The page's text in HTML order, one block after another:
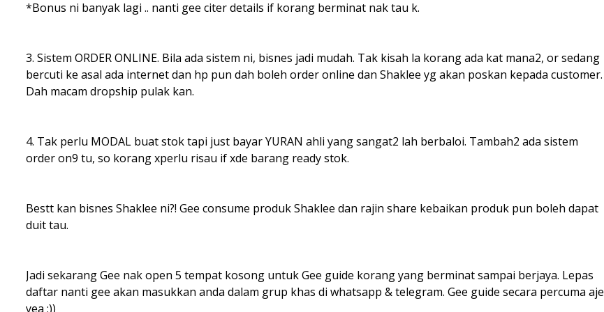
*Bonus ni banyak lagi .. nanti gee citer details if korang berminat nak tau k.
3. Sistem ORDER ONLINE. Bila ada sistem ni, bisnes jadi mudah. Tak kisah la korang ada kat mana2, or sedang
bercuti ke asal ada internet dan hp pun dah boleh order online dan Shaklee yg akan poskan kepada customer.
Dah macam dropship pulak kan.
4. Tak perlu MODAL buat stok tapi just bayar YURAN ahli yang sangat2 lah berbaloi. Tambah2 ada sistem
order on9 tu, so korang xperlu risau if xde barang ready stok.
Bestt kan bisnes Shaklee ni?! Gee consume produk Shaklee dan rajin share kebaikan produk pun boleh dapat
duit tau.
Jadi sekarang Gee nak open 5 tempat kosong untuk Gee guide korang yang berminat sampai berjaya. Lepas
daftar nanti gee akan masukkan anda dalam grup khas di whatsapp & telegram. Gee guide secara percuma aje
yea ;))